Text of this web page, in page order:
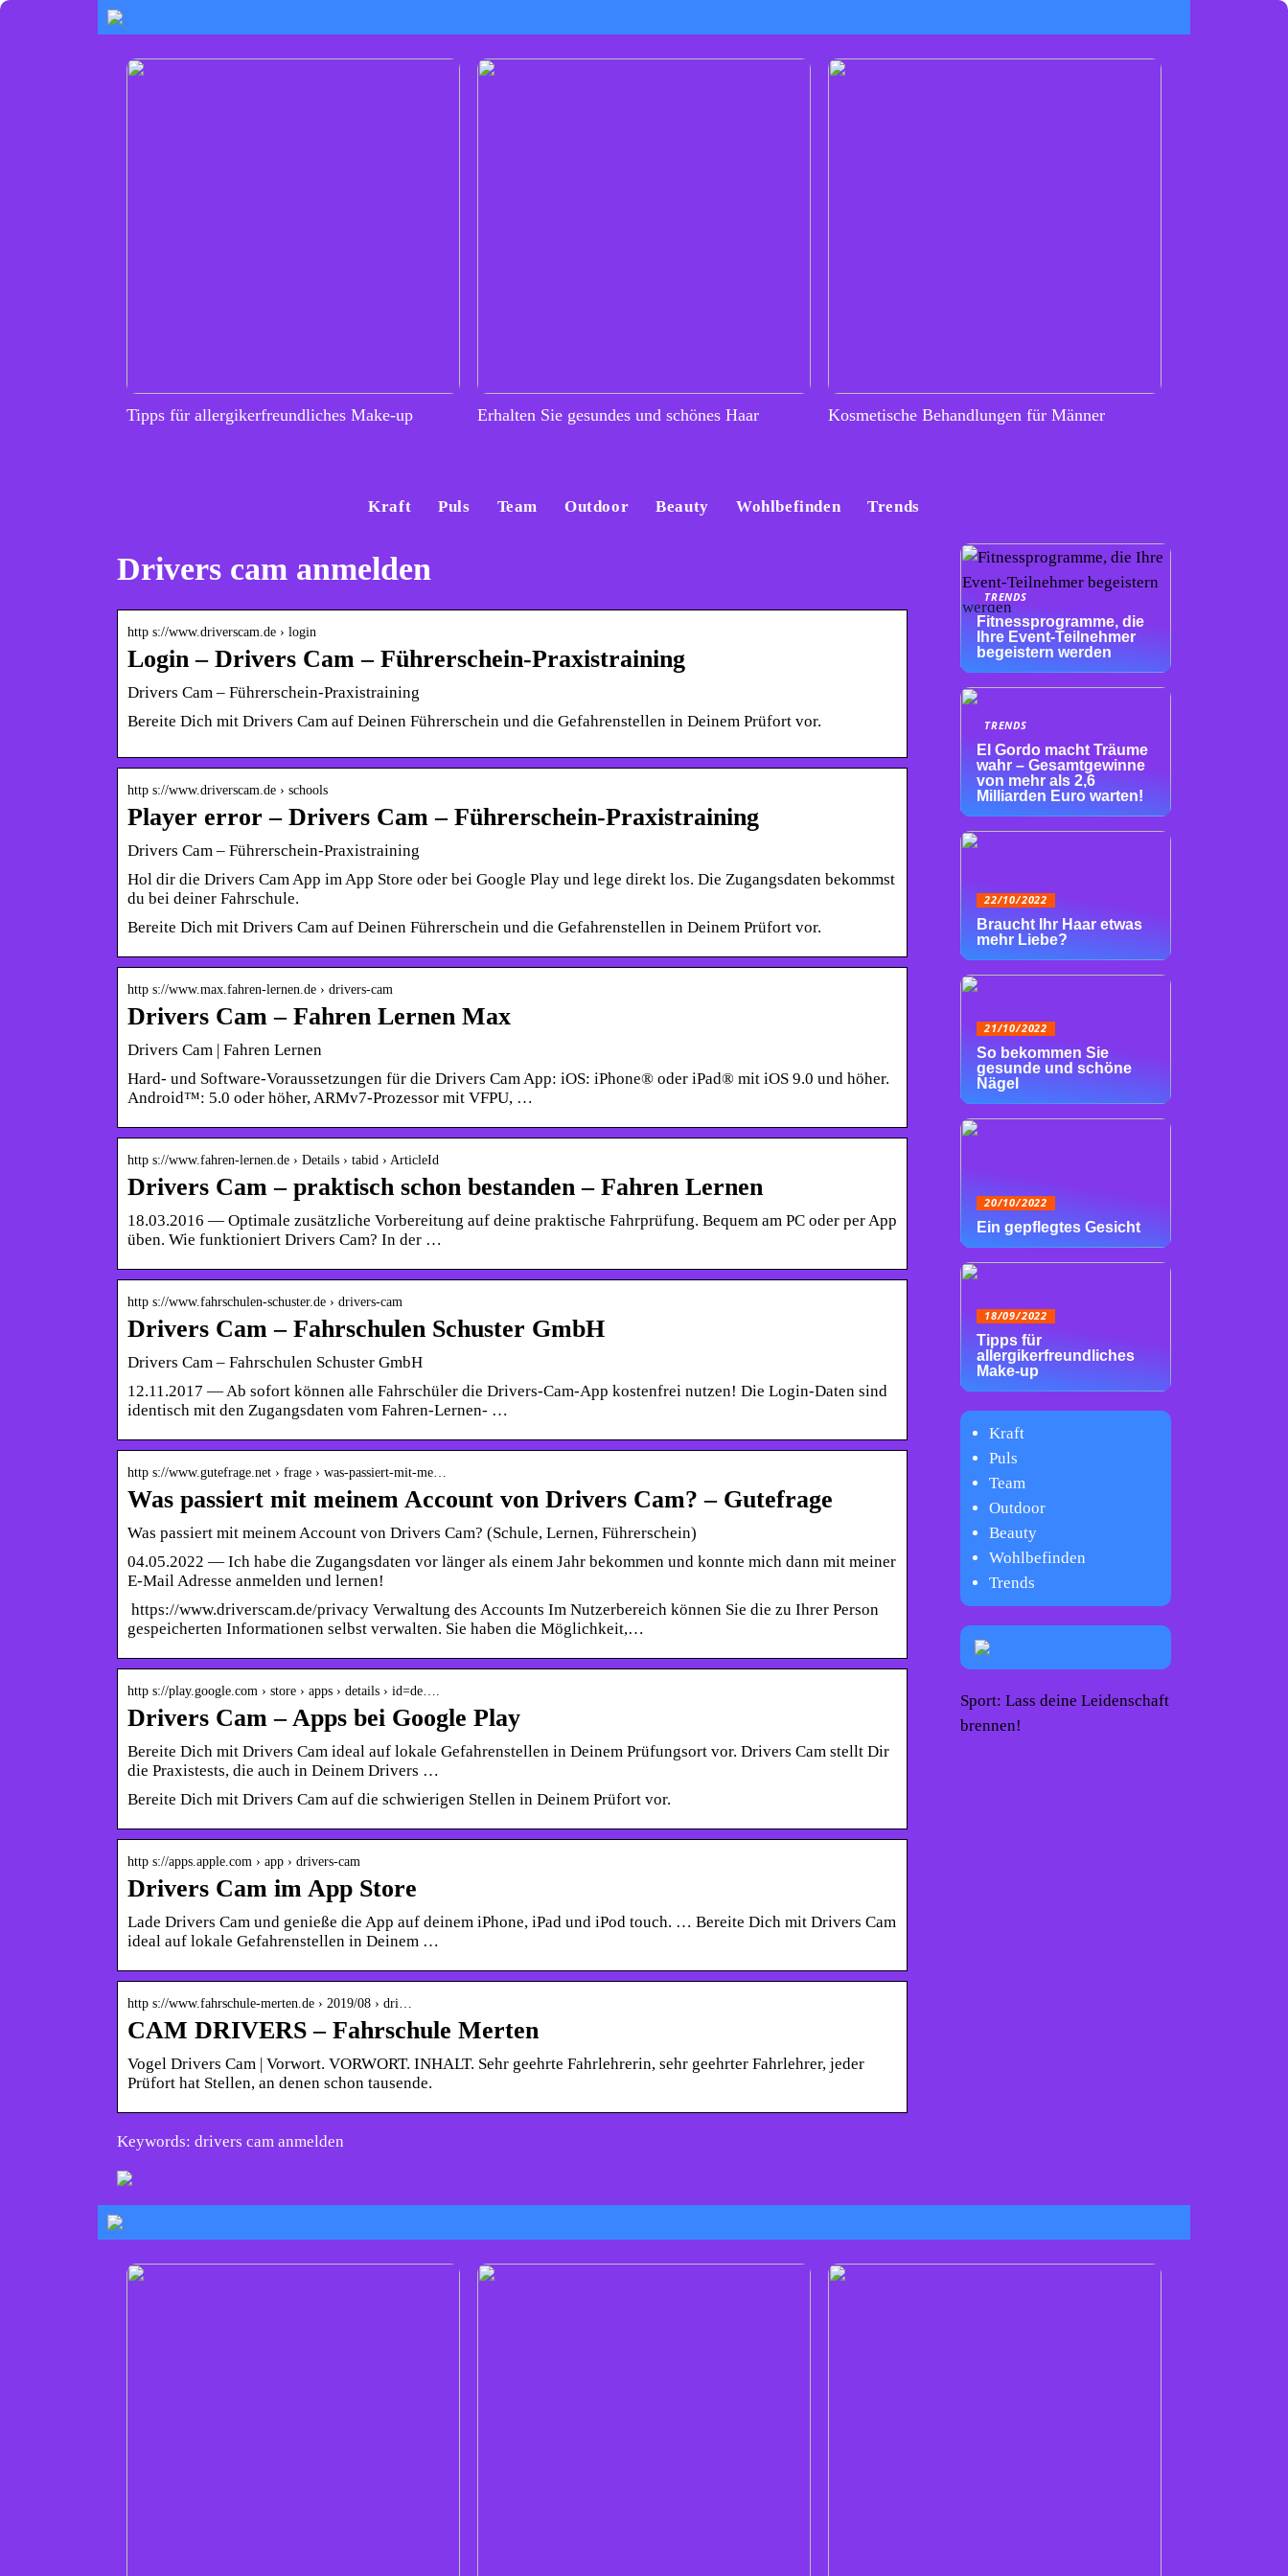
Tipps für allergikerfreundliches Make-up Erhalten Sie gesundes und schönes Haar Kosmetische Behandlungen für Männer
Kraft Puls Team Outdoor Beauty Wohlbefinden Trends
Drivers cam anmelden
http s://www.driverscam.de › login
Login – Drivers Cam – Führerschein-Praxistraining
Drivers Cam – Führerschein-Praxistraining
Bereite Dich mit Drivers Cam auf Deinen Führerschein und die Gefahrenstellen in Deinem Prüfort vor.
http s://www.driverscam.de › schools
Player error – Drivers Cam – Führerschein-Praxistraining
Drivers Cam – Führerschein-Praxistraining
Hol dir die Drivers Cam App im App Store oder bei Google Play und lege direkt los. Die Zugangsdaten bekommst
du bei deiner Fahrschule.
Bereite Dich mit Drivers Cam auf Deinen Führerschein und die Gefahrenstellen in Deinem Prüfort vor.
http s://www.max.fahren-lernen.de › drivers-cam
Drivers Cam – Fahren Lernen Max
Drivers Cam | Fahren Lernen
Hard- und Software-Voraussetzungen für die Drivers Cam App: iOS: iPhone® oder iPad® mit iOS 9.0 und höher.
Android™: 5.0 oder höher, ARMv7-Prozessor mit VFPU, …
http s://www.fahren-lernen.de › Details › tabid › ArticleId
Drivers Cam – praktisch schon bestanden – Fahren Lernen
18.03.2016 — Optimale zusätzliche Vorbereitung auf deine praktische Fahrprüfung. Bequem am PC oder per App
üben. Wie funktioniert Drivers Cam? In der …
http s://www.fahrschulen-schuster.de › drivers-cam
Drivers Cam – Fahrschulen Schuster GmbH
Drivers Cam – Fahrschulen Schuster GmbH
12.11.2017 — Ab sofort können alle Fahrschüler die Drivers-Cam-App kostenfrei nutzen! Die Login-Daten sind
identisch mit den Zugangsdaten vom Fahren-Lernen- …
http s://www.gutefrage.net › frage › was-passiert-mit-me…
Was passiert mit meinem Account von Drivers Cam? – Gutefrage
Was passiert mit meinem Account von Drivers Cam? (Schule, Lernen, Führerschein)
04.05.2022 — Ich habe die Zugangsdaten vor länger als einem Jahr bekommen und konnte mich dann mit meiner
E-Mail Adresse anmelden und lernen!
https://www.driverscam.de/privacy Verwaltung des Accounts Im Nutzerbereich können Sie die zu Ihrer Person
gespeicherten Informationen selbst verwalten. Sie haben die Möglichkeit,…
http s://play.google.com › store › apps › details › id=de….
Drivers Cam – Apps bei Google Play
Bereite Dich mit Drivers Cam ideal auf lokale Gefahrenstellen in Deinem Prüfungsort vor. Drivers Cam stellt Dir
die Praxistests, die auch in Deinem Drivers …
Bereite Dich mit Drivers Cam auf die schwierigen Stellen in Deinem Prüfort vor.
http s://apps.apple.com › app › drivers-cam
Drivers Cam im App Store
Lade Drivers Cam und genieße die App auf deinem iPhone, iPad und iPod touch. … Bereite Dich mit Drivers Cam
ideal auf lokale Gefahrenstellen in Deinem …
http s://www.fahrschule-merten.de › 2019/08 › dri…
CAM DRIVERS – Fahrschule Merten
Vogel Drivers Cam | Vorwort. VORWORT. INHALT. Sehr geehrte Fahrlehrerin, sehr geehrter Fahrlehrer, jeder
Prüfort hat Stellen, an denen schon tausende.
Keywords: drivers cam anmelden
TRENDS
Fitnessprogramme, die
Ihre Event-Teilnehmer
begeistern werden
TRENDS
El Gordo macht Träume
wahr – Gesamtgewinne
von mehr als 2,6
Milliarden Euro warten!
22/10/2022
Braucht Ihr Haar etwas
mehr Liebe?
21/10/2022
So bekommen Sie
gesunde und schöne
Nägel
20/10/2022
Ein gepflegtes Gesicht
18/09/2022
Tipps für
allergikerfreundliches
Make-up
Kraft
Puls
Team
Outdoor
Beauty
Wohlbefinden
Trends
Sport: Lass deine Leidenschaft
brennen!